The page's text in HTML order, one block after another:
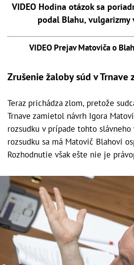
VIDEO Hodina otázok sa
podal Blahu, vulgarizmy
VIDEO Prejav Matoviča o
Zrušenie žaloby súd v Trnave
Teraz prichádza zlom, pretože
Trnave zamietol návrh Igora
rozsudku v prípade tohto slávneho
rozsudku sa má Matovič Blahovi
Rozhodnutie však ešte nie je